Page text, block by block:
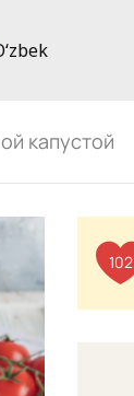
капустой
102